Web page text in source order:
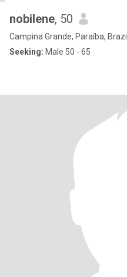
nobilene, 50
Campina Grande, Paraíba, Brazil
Seeking: Male 50 - 65